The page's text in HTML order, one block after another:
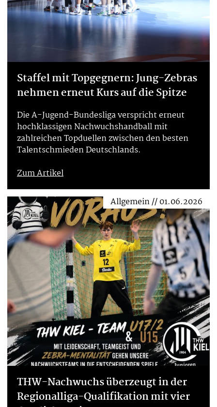
Staffel mit Topgegnern: Jung-Zebras
nehmen erneut Kurs auf die Spitze
Die A-Jugend-Bundesliga verspricht erneut
hochklassigen Nachwuchshandball mit
zahlreichen Topduellen zwischen den besten
Talentschmieden Deutschlands.
Zum Artikel
Allgemein // 01.06.2026
THW-Nachwuchs überzeugt in der
Regionalliga-Qualifikation mit vier